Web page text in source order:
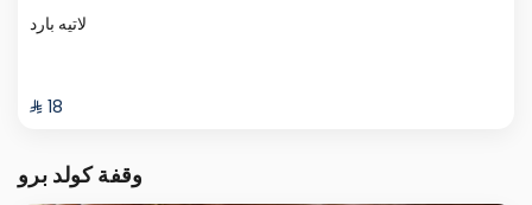
لاتيه بارد
⁨⁦‪‬ 18⁩
وقفة كولد برو